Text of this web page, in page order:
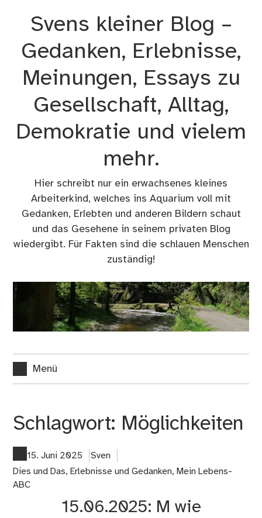
Svens kleiner Blog –
Gedanken, Erlebnisse,
Meinungen, Essays zu
Gesellschaft, Alltag,
Demokratie und vielem
mehr.
Hier schreibt nur ein erwachsenes kleines
Arbeiterkind, welches ins Aquarium voll mit
Gedanken, Erlebten und anderen Bildern schaut
und das Gesehene in seinem privaten Blog
wiedergibt. Für Fakten sind die schlauen Menschen
zuständig!
Menü
Schlagwort: Möglichkeiten
15. Juni 2025
Sven
Dies und Das, Erlebnisse und Gedanken, Mein Lebens-
ABC
15.06.2025: M wie